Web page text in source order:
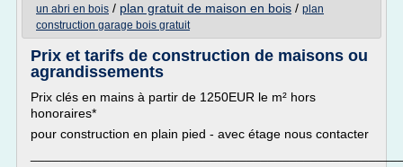
un abri en bois / plan gratuit de maison en bois / plan
construction garage bois gratuit
Prix et tarifs de construction de maisons ou
agrandissements
Prix clés en mains à partir de 1250EUR le m² hors
honoraires*
pour construction en plain pied - avec étage nous contacter